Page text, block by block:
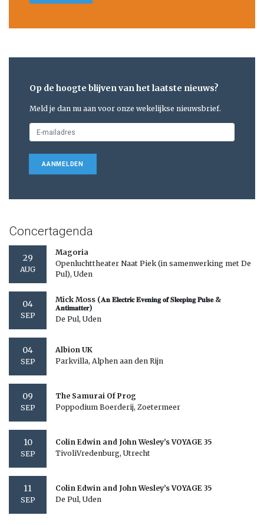
Op de hoogte blijven van het laatste nieuws?
Meld je dan nu aan voor onze wekelijkse nieuwsbrief.
AANMELDEN
Concertagenda
29
AUG
Magoria
Openluchttheater Naat Piek (in samenwerking met De
Pul), Uden
04
SEP
Mick Moss (𝐀𝐧 𝐄𝐥𝐞𝐜𝐭𝐫𝐢𝐜 𝐄𝐯𝐞𝐧𝐢𝐧𝐠 𝐨𝐟 𝐒𝐥𝐞𝐞𝐩𝐢𝐧𝐠 𝐏𝐮𝐥𝐬𝐞 &
𝐀𝐧𝐭𝐢𝐦𝐚𝐭𝐭𝐞𝐫)
De Pul, Uden
04
SEP
Albion UK
Parkvilla, Alphen aan den Rijn
09
SEP
The Samurai Of Prog
Poppodium Boerderij, Zoetermeer
10
SEP
Colin Edwin and John Wesley’s VOYAGE 35
TivoliVredenburg, Utrecht
11
SEP
Colin Edwin and John Wesley’s VOYAGE 35
De Pul, Uden